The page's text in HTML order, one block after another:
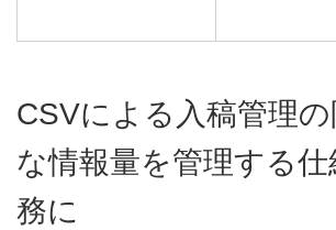
CSVによる入稿管理
な情報量を管理する
務に